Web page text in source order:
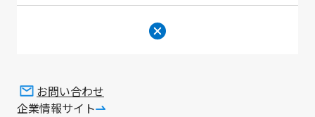
お問い合わせ
企業情報サイト
ペット・家畜